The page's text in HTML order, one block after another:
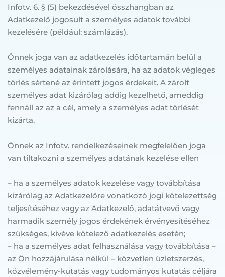
Infotv. 6. § (5) bekezdésével összhangban az
Adatkezelő jogosult a személyes adatok további
kezelésére (például: számlázás).
Önnek joga van az adatkezelés időtartamán belül a
személyes adatainak zárolására, ha az adatok végleges
törlés sértené az érintett jogos érdekeit. A zárolt
személyes adat kizárólag addig kezelhető, ameddig
fennáll az az a cél, amely a személyes adat törlését
kizárta.
Önnek az Infotv. rendelkezéseinek megfelelően joga
van tiltakozni a személyes adatának kezelése ellen
– ha a személyes adatok kezelése vagy továbbítása
kizárólag az Adatkezelőre vonatkozó jogi kötelezettség
teljesítéséhez vagy az Adatkezelő, adatátvevő vagy
harmadik személy jogos érdekének érvényesítéséhez
szükséges, kivéve kötelező adatkezelés esetén;
– ha a személyes adat felhasználása vagy továbbítása –
az Ön hozzájárulása nélkül – közvetlen üzletszerzés,
közvélemény-kutatás vagy tudományos kutatás céljára